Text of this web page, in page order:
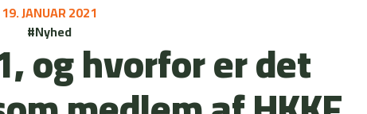
19. JANUAR 2021
#Nyhed
og hvorfor er det